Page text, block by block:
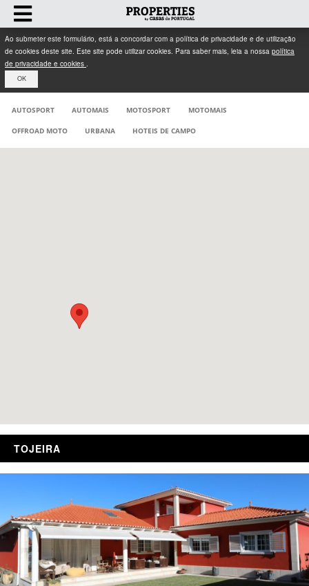
Ao submeter este formulário, está a concordar com a política de privacidade e de utilização
de cookies deste site. Este site pode utilizar cookies. Para saber mais, leia a nossa política
de privacidade e cookies .
OK
AUTOSPORT AUTOMAIS MOTOSPORT MOTOMAIS
OFFROAD MOTO URBANA HOTEIS DE CAMPO
TOJEIRA